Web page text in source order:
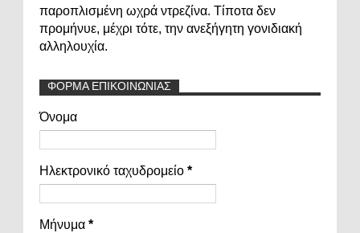
παροπλισμένη ωχρά ντρεζίνα. Τίποτα δεν
προμήνυε, μέχρι τότε, την ανεξήγητη γονιδιακή
αλληλουχία.
ΦΟΡΜΑ ΕΠΙΚΟΙΝΩΝΙΑΣ
Όνομα
Ηλεκτρονικό ταχυδρομείο *
Μήνυμα *